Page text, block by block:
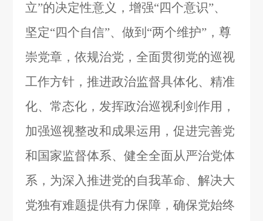
立”的决定性意义，增强“四个意识”、
坚定“四个自信”、做到“两个维护”，尊
崇党章，依规治党，全面贯彻党的巡视
工作方针，推进政治监督具体化、精准
化、常态化，发挥政治巡视利剑作用，
加强巡视整改和成果运用，促进完善党
和国家监督体系、健全全面从严治党体
系，为深入推进党的自我革命、解决大
党独有难题提供有力保障，确保党始终